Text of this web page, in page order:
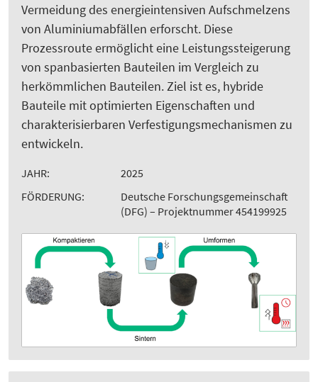
Vermeidung des energieintensiven Aufschmelzens
von Aluminiumabfällen erforscht. Diese
Prozessroute ermöglicht eine Leistungssteigerung
von spanbasierten Bauteilen im Vergleich zu
herkömmlichen Bauteilen. Ziel ist es, hybride
Bauteile mit optimierten Eigenschaften und
charakterisierbaren Verfestigungsmechanismen zu
entwickeln.
JAHR:
2025
FÖRDERUNG:
Deutsche Forschungsgemeinschaft
(DFG) – Projektnummer 454199925